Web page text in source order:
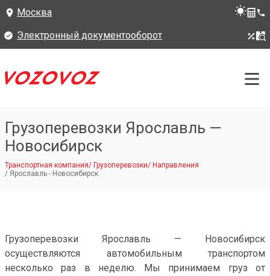
Москва
Электронный документооборот
Грузоперевозки Ярославль —
Новосибирск
Транспортная компания/ Грузоперевозки/ Направления
/ Ярославль - Новосибирск
Грузоперевозки Ярославль — Новосибирск
осуществляются автомобильным транспортом
несколько раз в неделю. Мы принимаем груз от